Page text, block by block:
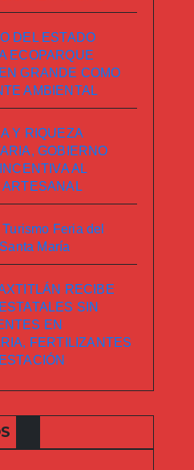
DEL ESTADO
ECOPARQUE
GRANDE COMO
AMBIENTAL
Y RIQUEZA
GOBIERNO
AL
ARTESANAL
Feria del
María
RECIBE
SIN
EN
FERTILIZANTES